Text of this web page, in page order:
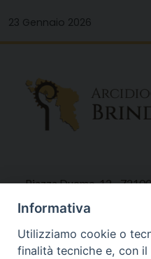
23 Gennaio 2026
Piazza Duomo, 12 -
Tel 0831.521958
Fax 0831.528315
Informativa
Utilizziamo cookie o
finalità tecniche e, con